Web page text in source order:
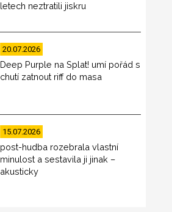
letech neztratili jiskru
20.07.2026
Deep Purple na Splat! umí pořád s
chutí zatnout riff do masa
15.07.2026
post-hudba rozebrala vlastní
minulost a sestavila ji jinak –
akusticky